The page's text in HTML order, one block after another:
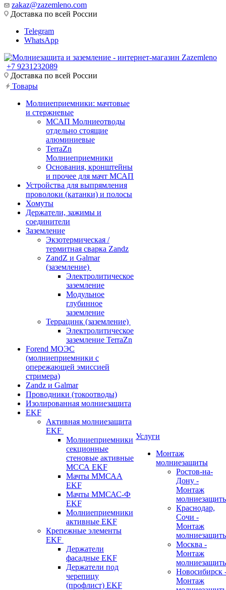
zakaz@zazemleno.com
Доставка по всей России
Telegram
WhatsApp
+7 9231232089
Доставка по всей России
Товары
Молниеприемники: мачтовые
и стержневые
МСАП Молниеотводы
отдельно стоящие
алюминиевые
TerraZn
Молниеприемники
Основания, кронштейны
и прочее для мачт МСАП
Устройства для выпрямления
проволоки (катанки) и полосы
Хомуты
Держатели, зажимы и
соединители
Заземление
Экзотермическая /
термитная сварка Zandz
ZandZ и Galmar
(заземление)
Электролитическое
заземление
Модульное
глубинное
заземление
Террацинк (заземление)
Электролитическое
заземление TerraZn
Forend МОЭС
(молниеприемники с
опережающей эмиссией
стримера)
Zandz и Galmar
Проводники (токоотводы)
Изолированная молниезащита
EKF
Активная молниезащита
EKF
Молниеприемники
секционные
стеновые активные
МССА EKF
Мачты ММСАА
EKF
Мачты ММСАС-Ф
EKF
Молниеприемники
активные EKF
Крепежные элементы
EKF
Держатели
фасадные EKF
Держатели под
черепицу
(профлист) EKF
Услуги
Монтаж
молниезащиты
Ростов-на-
Дону -
Монтаж
Краснодар,
Сочи -
Монтаж
Москва -
Монтаж
Новосибирск
Монтаж